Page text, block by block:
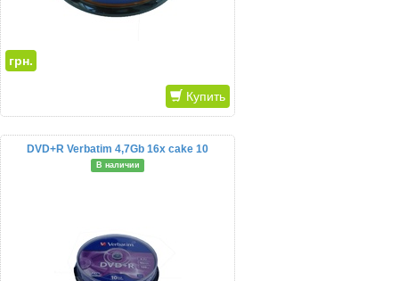
грн.
Купить
DVD+R Verbatim 4,7Gb 16x cake 10
В наличии